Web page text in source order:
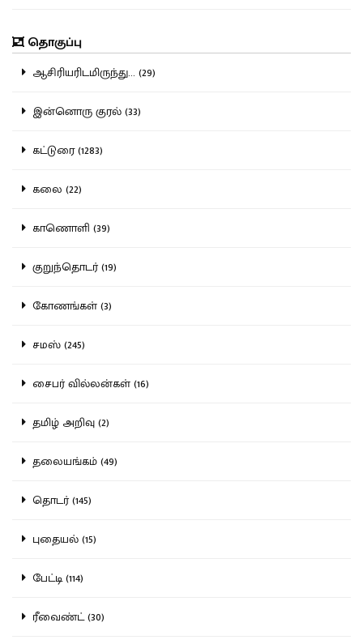
தொகுப்பு
ஆசிரியரிடமிருந்து... (29)
இன்னொரு குரல் (33)
கட்டுரை (1283)
கலை (22)
காணொளி (39)
குறுந்தொடர் (19)
கோணங்கள் (3)
சமஸ் (245)
சைபர் வில்லன்கள் (16)
தமிழ் அறிவு (2)
தலையங்கம் (49)
தொடர் (145)
புதையல் (15)
பேட்டி (114)
ரீவைண்ட் (30)